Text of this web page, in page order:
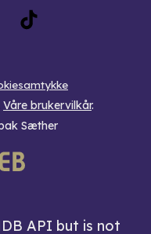
Våre brukervilkår.
Sæther
API but is not